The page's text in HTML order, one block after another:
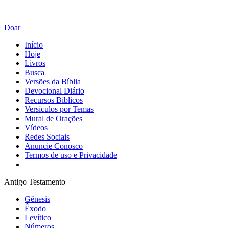
Doar
Início
Hoje
Livros
Busca
Versões da Bíblia
Devocional Diário
Recursos Bíblicos
Versículos por Temas
Mural de Orações
Vídeos
Redes Sociais
Anuncie Conosco
Termos de uso e Privacidade
Antigo Testamento
Gênesis
Êxodo
Levítico